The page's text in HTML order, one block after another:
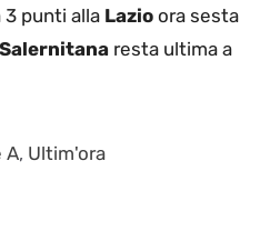
3 punti alla Lazio ora sesta
Salernitana resta ultima a
A, Ultim'ora